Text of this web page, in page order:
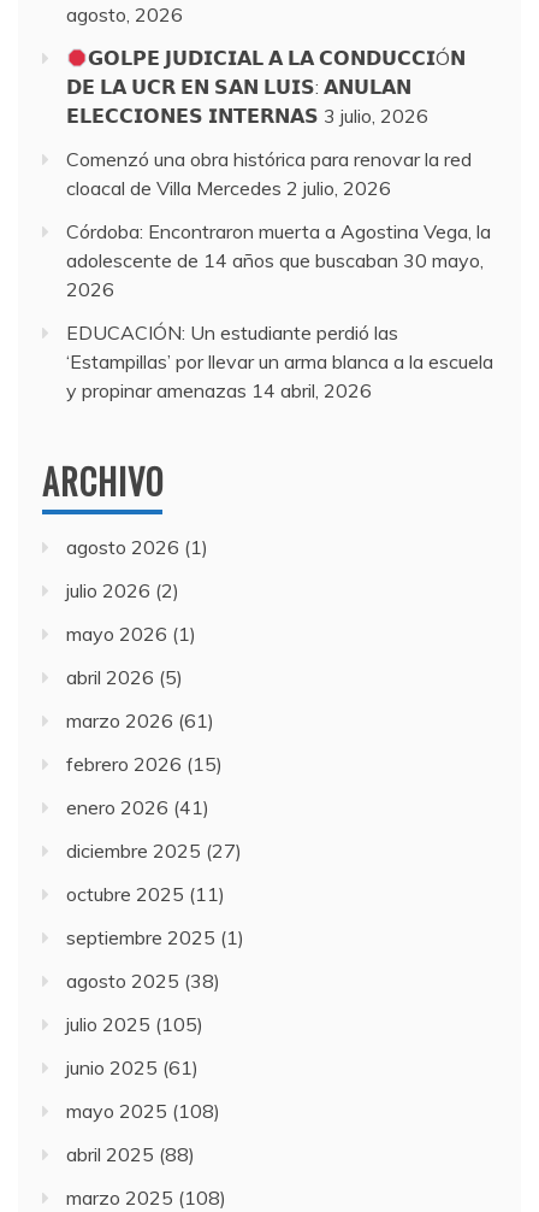
agosto, 2026
𝗚𝗢𝗟𝗣𝗘 𝗝𝗨𝗗𝗜𝗖𝗜𝗔𝗟 𝗔 𝗟𝗔 𝗖𝗢𝗡𝗗𝗨𝗖𝗖𝗜Ó𝗡
𝗗𝗘 𝗟𝗔 𝗨𝗖𝗥 𝗘𝗡 𝗦𝗔𝗡 𝗟𝗨𝗜𝗦: 𝗔𝗡𝗨𝗟𝗔𝗡
𝗘𝗟𝗘𝗖𝗖𝗜𝗢𝗡𝗘𝗦 𝗜𝗡𝗧𝗘𝗥𝗡𝗔𝗦 3 julio, 2026
Comenzó una obra histórica para renovar la red
cloacal de Villa Mercedes 2 julio, 2026
Córdoba: Encontraron muerta a Agostina Vega, la
adolescente de 14 años que buscaban 30 mayo,
2026
EDUCACIÓN: Un estudiante perdió las
‘Estampillas’ por llevar un arma blanca a la escuela
y propinar amenazas 14 abril, 2026
ARCHIVO
agosto 2026 (1)
julio 2026 (2)
mayo 2026 (1)
abril 2026 (5)
marzo 2026 (61)
febrero 2026 (15)
enero 2026 (41)
diciembre 2025 (27)
octubre 2025 (11)
septiembre 2025 (1)
agosto 2025 (38)
julio 2025 (105)
junio 2025 (61)
mayo 2025 (108)
abril 2025 (88)
marzo 2025 (108)